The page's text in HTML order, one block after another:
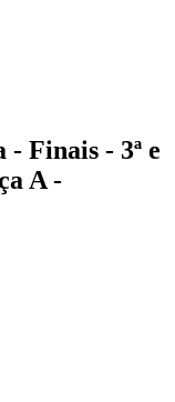
Finais - 3ª e
A -